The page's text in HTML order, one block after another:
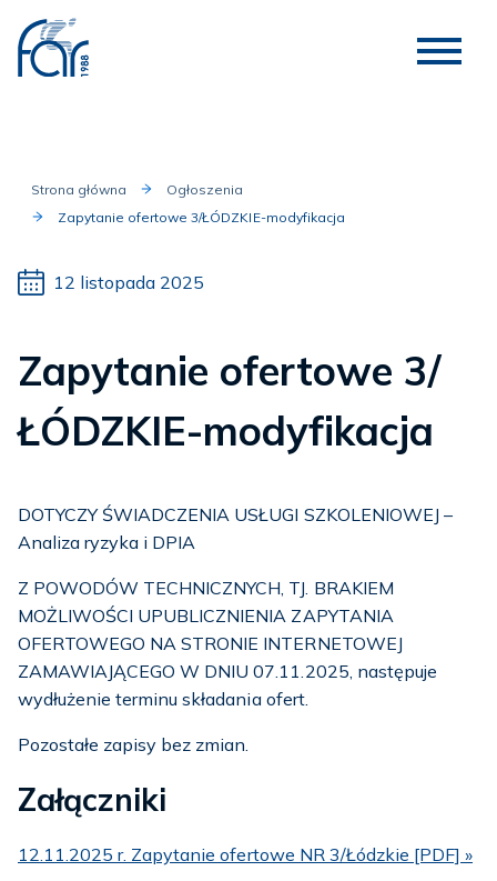
Strona główna
Ogłoszenia
Zapytanie ofertowe 3/ŁÓDZKIE-modyfikacja
12 listopada 2025
Zapytanie ofertowe 3/
ŁÓDZKIE-modyfikacja
DOTYCZY ŚWIADCZENIA USŁUGI SZKOLENIOWEJ –
Analiza ryzyka i DPIA
Z POWODÓW TECHNICZNYCH, TJ. BRAKIEM
MOŻLIWOŚCI UPUBLICZNIENIA ZAPYTANIA
OFERTOWEGO NA STRONIE INTERNETOWEJ
ZAMAWIAJĄCEGO W DNIU 07.11.2025, następuje
wydłużenie terminu składania ofert.
Pozostałe zapisy bez zmian.
Załączniki
12.11.2025 r. Zapytanie ofertowe NR 3/Łódzkie [PDF] »